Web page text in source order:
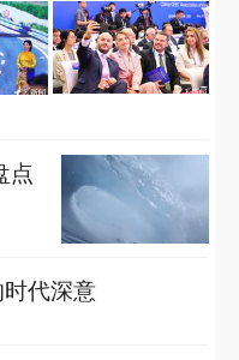
点
代深意